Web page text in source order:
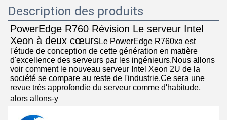
Description des produits
PowerEdge R760 Révision Le serveur Intel
Xeon à deux cœursLe PowerEdge R760xa est
l'étude de conception de cette génération en matière
d'excellence des serveurs par les ingénieurs.Nous allons
voir comment le nouveau serveur Intel Xeon 2U de la
société se compare au reste de l'industrie.Ce sera une
revue très approfondie du serveur comme d'habitude,
alors allons-y